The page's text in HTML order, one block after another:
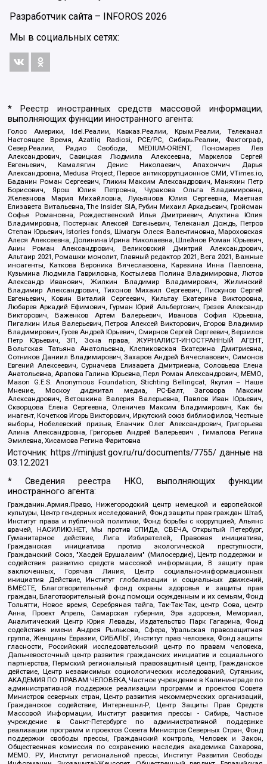
Разработчик сайта – INFOROS 2026
Мы в социальных сетях:
* Реестр иностранных средств массовой информации,
выполняющих функции иностранного агента:
Голос Америки, Idel.Реалии, Кавказ.Реалии, Крым.Реалии, Телеканал
Настоящее Время, Azatliq Radiosi, PCE/PC, Сибирь.Реалии, Фактограф,
Север.Реалии, Радио Свобода, MEDIUM-ORIENT, Пономарев Лев
Александрович, Савицкая Людмила Алексеевна, Маркелов Сергей
Евгеньевич, Камалягин Денис Николаевич, Апахончич Дарья
Александровна, Medusa Project, Первое антикоррупционное СМИ, VTimes.io,
Баданин Роман Сергеевич, Гликин Максим Александрович, Маняхин Петр
Борисович, Ярош Юлия Петровна, Чуракова Ольга Владимировна,
Железнова Мария Михайловна, Лукьянова Юлия Сергеевна, Маетная
Елизавета Витальевна, The Insider SIA, Рубин Михаил Аркадьевич, Гройсман
Софья Романовна, Рождественский Илья Дмитриевич, Апухтина Юлия
Владимировна, Постернак Алексей Евгеньевич, Телеканал Дождь, Петров
Степан Юрьевич, Istories fonds, Шмагун Олеся Валентиновна, Мароховская
Алеся Алексеевна, Долинина Ирина Николаевна, Шлейнов Роман Юрьевич,
Анин Роман Александрович, Великовский Дмитрий Александрович,
Альтаир 2021, Ромашки монолит, Главный редактор 2021, Вега 2021, Важные
иноагенты, Каткова Вероника Вячеславовна, Карезина Инна Павловна,
Кузьмина Людмила Гавриловна, Костылева Полина Владимировна, Лютов
Александр Иванович, Жилкин Владимир Владимирович, Жилинский
Владимир Александрович, Тихонов Михаил Сергеевич, Пискунов Сергей
Евгеньевич, Ковин Виталий Сергеевич, Кильтау Екатерина Викторовна,
Любарев Аркадий Ефимович, Гурман Юрий Альбертович, Грезев Александр
Викторович, Важенков Артем Валерьевич, Иванова София Юрьевна,
Пигалкин Илья Валерьевич, Петров Алексей Викторович, Егоров Владимир
Владимирович, Гусев Андрей Юрьевич, Смирнов Сергей Сергеевич, Верзилов
Петр Юрьевич, ЗП, Зона права, ЖУРНАЛИСТ-ИНОСТРАННЫЙ АГЕНТ,
Вольтская Татьяна Анатольевна, Клепиковская Екатерина Дмитриевна,
Сотников Даниил Владимирович, Захаров Андрей Вячеславович, Симонов
Евгений Алексеевич, Сурначева Елизавета Дмитриевна, Соловьева Елена
Анатольевна, Арапова Галина Юрьевна, Перл Роман Александрович, МЕМО,
Mason G.E.S. Anonymous Foundation, Stichting Bellingcat, Якутия – Наше
Мнение, Москоу диджитал медиа, РС-Балт, Заговора Максим
Александрович, Ветошкина Валерия Валерьевна, Павлов Иван Юрьевич,
Скворцова Елена Сергеевна, Оленичев Максим Владимирович, Как бы
инагент, Кочетков Игорь Викторович, Иркутский союз библиофилов, Честные
выборы, Нобелевский призыв, Еланчик Олег Александрович, Григорьева
Алина Александровна, Григорьев Андрей Валерьевич , Гималова Регина
Эмилевна, Хисамова Регина Фаритовна
Источник: https://minjust.gov.ru/ru/documents/7755/ данные на
03.12.2021
* Сведения реестра НКО, выполняющих функции
иностранного агента:
Гражданин.Армия.Право, Нижегородский центр немецкой и европейской
культуры, Центр гендерных исследований, Фонд защиты прав граждан Штаб,
Институт права и публичной политики, Фонд борьбы с коррупцией, Альянс
врачей, НАСИЛИЮ.НЕТ, Мы против СПИДа, СВЕЧА, Открытый Петербург,
Гуманитарное действие, Лига Избирателей, Правовая инициатива,
Гражданская инициатива против экологической преступности,
Гражданский Союз, "Хасдей Ерушалаим" (Милосердие), Центр поддержки и
содействия развитию средств массовой информации, В защиту прав
заключенных, Горячая Линия, Центр социально-информационных
инициатив Действие, Институт глобализации и социальных движений,
ВМЕСТЕ, Благотворительный фонд охраны здоровья и защиты прав
граждан, Благотворительный фонд помощи осужденным и их семьям, Фонд
Тольятти, Новое время, Серебряная тайга, Так-Так-Так, центр Сова, центр
Анна, Проект Апрель, Самарская губерния, Эра здоровья, Мемориал,
Аналитический Центр Юрия Левады, Издательство Парк Гагарина, Фонд
содействия имени Андрея Рылькова, Сфера, Уральская правозащитная
группа, Женщины Евразии, СИБАЛЬТ, Институт прав человека, Фонд защиты
гласности, Российский исследовательский центр по правам человека,
Дальневосточный центр развития гражданских инициатив и социального
партнерства, Пермский региональный правозащитный центр, Гражданское
действие, Центр независимых социологических исследований, Сутяжник,
АКАДЕМИЯ ПО ПРАВАМ ЧЕЛОВЕКА, Частное учреждение в Калининграде по
административной поддержке реализации программ и проектов Совета
Министров северных стран, Центр развития некоммерческих организаций,
Гражданское содействие, Интернешнл-Р, Центр Защиты Прав Средств
Массовой Информации, Институт развития прессы - Сибирь, Частное
учреждение в Санкт-Петербурге по административной поддержке
реализации программ и проектов Совета Министров Северных Стран, Фонд
поддержки свободы прессы, Гражданский контроль, Человек и Закон,
Общественная комиссия по сохранению наследия академика Сахарова,
МЕМО. РУ, Институт региональной прессы, Институт Развития Свободы